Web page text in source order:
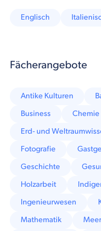
Englisch
Fächerangebote
Antike Kulturen
Business
Chemie
Erd- und
Fotografie
Geschichte
Holzarbeit
Ingenieurwesen
Mathematik